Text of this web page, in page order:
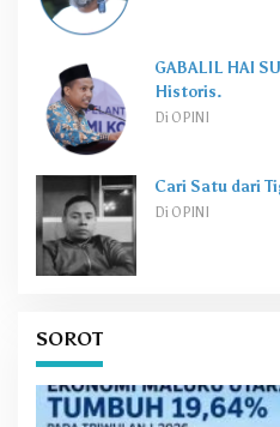
GABALIL HAI
Historis.
Di OPINI
Cari Satu dari
Di OPINI
SOROT